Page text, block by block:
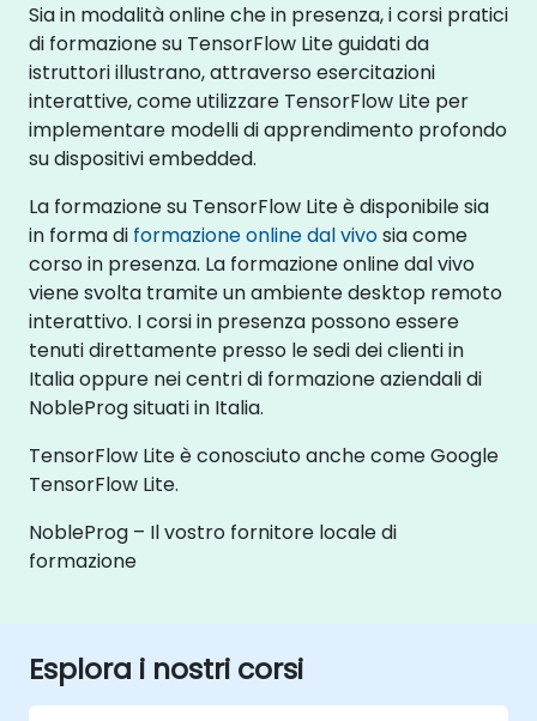
Sia in modalità online che in presenza, i corsi pratici
di formazione su TensorFlow Lite guidati da
istruttori illustrano, attraverso esercitazioni
interattive, come utilizzare TensorFlow Lite per
implementare modelli di apprendimento profondo
su dispositivi embedded.
La formazione su TensorFlow Lite è disponibile sia
in forma di formazione online dal vivosia come
corso in presenza. La formazione online dal vivo
viene svolta tramite un ambiente desktop remoto
interattivo. I corsi in presenza possono essere
tenuti direttamente presso le sedi dei clienti in
Italia oppure nei centri di formazione aziendali di
NobleProg situati in Italia.
TensorFlow Lite è conosciuto anche come Google
TensorFlow Lite.
NobleProg – Il vostro fornitore locale di
formazione
Esplora i nostri corsi